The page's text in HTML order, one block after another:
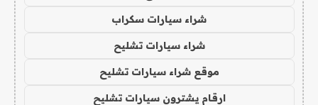
شراء سيارات سكراب
شراء سيارات تشليح
موقع شراء سيارات تشليح
ارقام يشترون سيارات تشليح